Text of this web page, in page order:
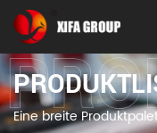
Eine breite